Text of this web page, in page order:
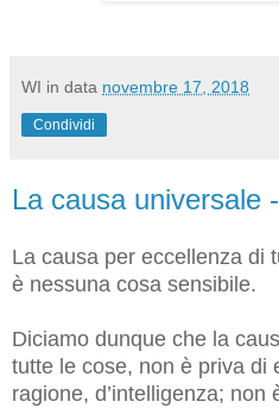
WI in data novembre 17, 2018
Condividi
La causa universale
La causa per eccellenza di
è nessuna cosa sensibile.
Diciamo dunque che la
tutte le cose, non è priva di
ragione, d’intelligenza; non